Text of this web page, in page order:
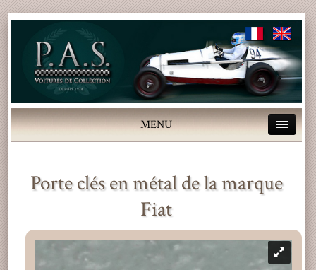
MENU
Porte clés en métal de la marque
Fiat